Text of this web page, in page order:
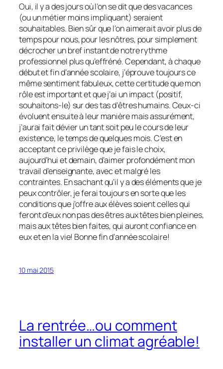
Oui, il y a des jours où l’on se dit que des vacances
(ou un métier moins impliquant) seraient
souhaitables. Bien sûr que l’on aimerait avoir plus de
temps pour nous, pour les nôtres, pour simplement
décrocher un bref instant de notre rythme
professionnel plus qu’effréné. Cependant, à chaque
début et fin d’année scolaire, j’éprouve toujours ce
même sentiment fabuleux, cette certitude que mon
rôle est important et que j’ai un impact (positif,
souhaitons-le) sur des tas d’êtres humains. Ceux-ci
évoluent ensuite à leur manière mais assurément,
j’aurai fait dévier un tant soit peu le cours de leur
existence, le temps de quelques mois. C’est en
acceptant ce privilège que je fais le choix,
aujourd’hui et demain, d’aimer profondément mon
travail d’enseignante, avec et malgré les
contraintes. En sachant qu’il y a des éléments que je
peux contrôler, je ferai toujours en sorte que les
conditions que j’offre aux élèves soient celles qui
feront d’eux non pas des êtres aux têtes bien pleines,
mais aux têtes bien faites, qui auront confiance en
eux et en la vie! Bonne fin d’année scolaire!
10 mai 2015
La rentrée…ou comment
installer un climat agréable!